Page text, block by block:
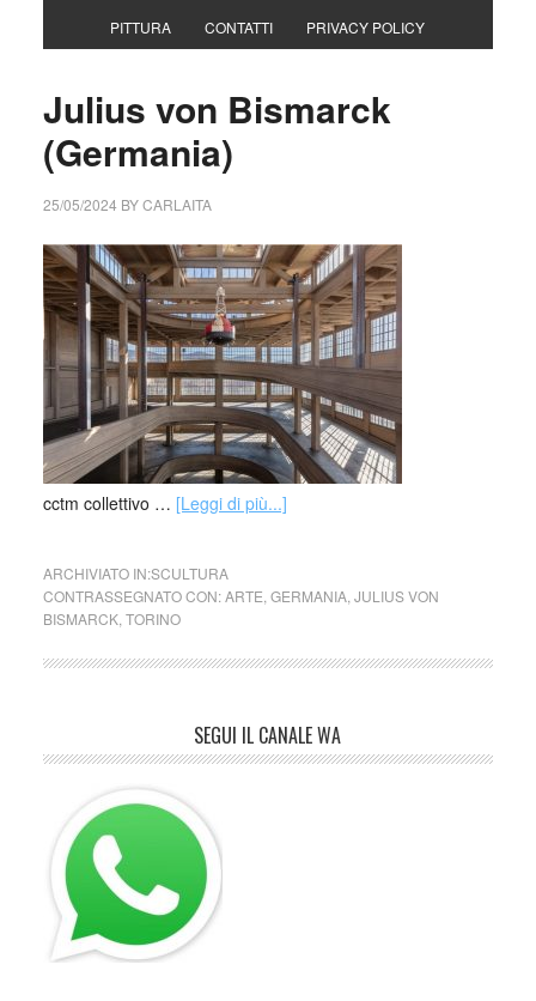
PITTURA CONTATTI PRIVACY POLICY
Julius von Bismarck
(Germania)
25/05/2024 BYCARLAITA
cctm collettivo … [Leggi di più...]
ARCHIVIATO IN:SCULTURA
CONTRASSEGNATO CON:ARTE GERMANIA, JULIUS VON
BISMARCK, TORINO
SEGUI IL CANALE WA